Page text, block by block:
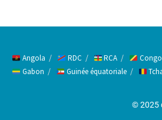
Angola RDC RCA Congo
Gabon
Guinée équatoriale
© 2025